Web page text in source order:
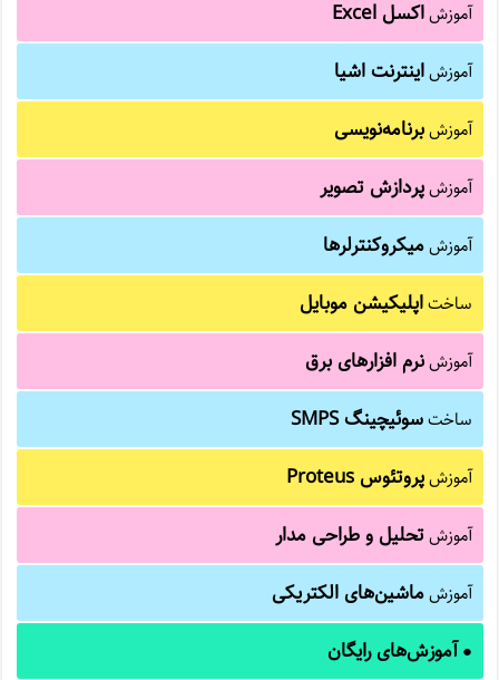
آموزشاکسل Excel
آموزشاینترنت اشیا
آموزشبرنامه‌نویسی
آموزشپردازش تصویر
آموزشمیکروکنترلرها
ساختاپلیکیشن موبایل
آموزشنرم افزارهای برق
ساختسوئیچینگ SMPS
آموزشپروتئوس Proteus
آموزشتحلیل و طراحی مدار
آموزشماشین‌های الکتریکی
●آموزش‌های رایگان